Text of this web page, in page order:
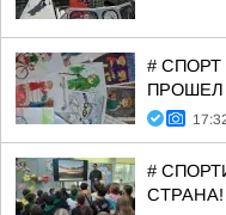
# СПОРТ
ПРОШЕЛ
#
СТРАНА!